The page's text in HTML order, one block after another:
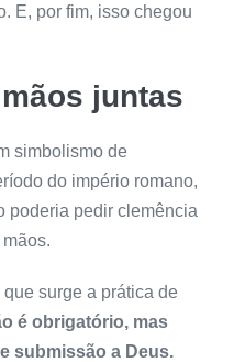
E, por fim, isso chegou
mãos juntas
simbolismo de
do império romano,
poderia pedir clemência
surge a prática de
é obrigatório, mas
submissão a Deus.